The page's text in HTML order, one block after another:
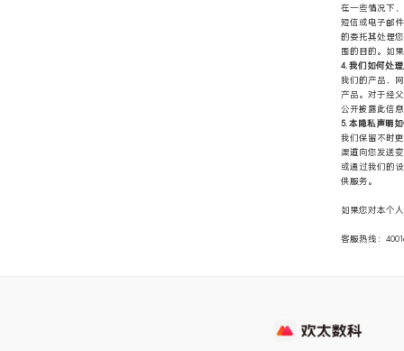
在一些情况下
短信或电子邮
的委托其处理
围的目的。如
4. 我们如何处
我们的产品、
产品。对于经
公开披露此信
5. 本隐私声明
我们保留不时
渠道向您发送
或通过我们的
供服务。
如果您对本个
客服热线：